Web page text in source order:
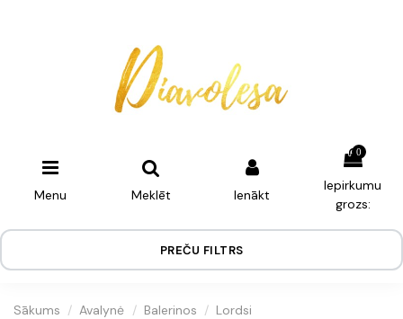
Menu Meklēt Ienākt
0
Iepirkumu
grozs:
PREČU FILTRS
Sākums Avalynė Balerinos Lordsi